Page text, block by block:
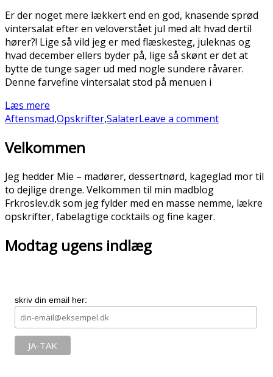
Er der noget mere lækkert end en god, knasende sprød
vintersalat efter en veloverstået jul med alt hvad dertil
hører?! Lige så vild jeg er med flæskesteg, juleknas og
hvad december ellers byder på, lige så skønt er det at
bytte de tunge sager ud med nogle sundere råvarer.
Denne farvefine vintersalat stod på menuen i
Læs mere
Aftensmad,Opskrifter,SalaterLeave a comment
Velkommen
Jeg hedder Mie – madører, dessertnørd, kageglad mor til
to dejlige drenge. Velkommen til min madblog
Frkroslev.dk som jeg fylder med en masse nemme, lækre
opskrifter, fabelagtige cocktails og fine kager.
Modtag ugens indlæg
skriv din email her: